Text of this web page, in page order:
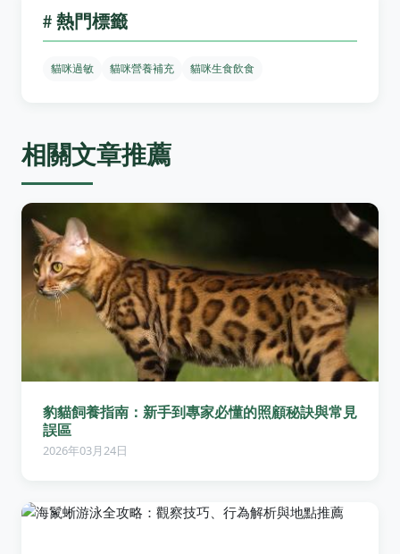
# 熱門標籤
貓咪過敏 貓咪營養補充 貓咪生食飲食
相關文章推薦
豹貓飼養指南：新手到專家必懂的照顧秘訣與常見
誤區
2026年03月24日